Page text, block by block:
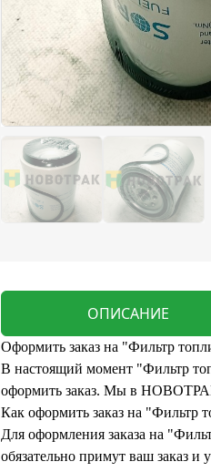
ОПИСАНИЕ
Оформить заказ на "Фильтр
В настоящий момент "Фильтр
оформить заказ. Мы в НОВОТРАК
Как оформить заказ на "Фильтр
Для оформления заказа на
обязательно примут ваш заказ и